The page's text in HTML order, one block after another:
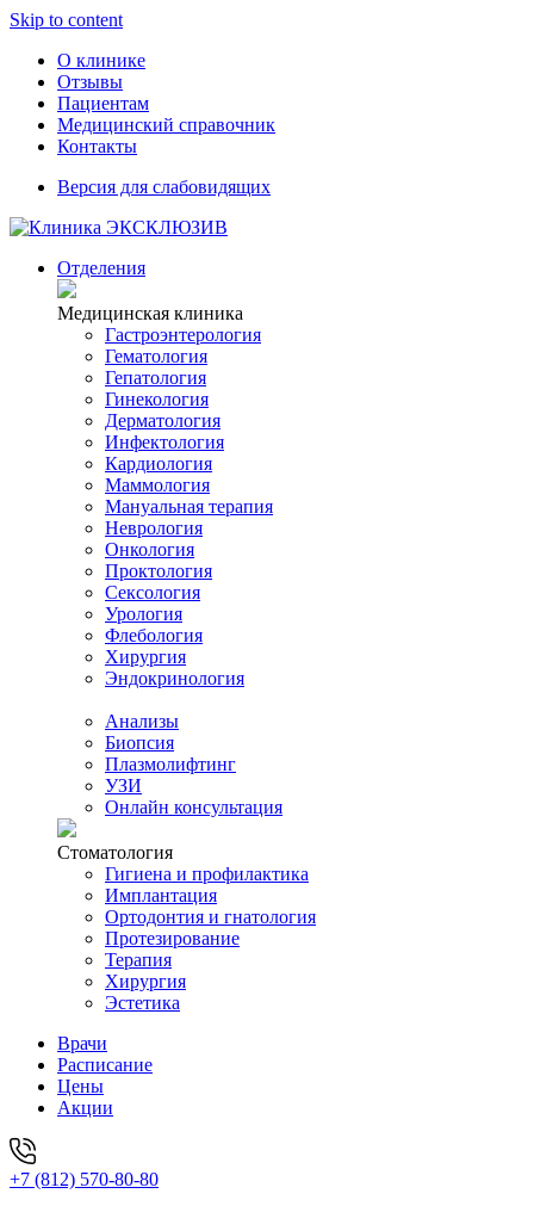
Skip to content
О клинике
Отзывы
Пациентам
Медицинский справочник
Контакты
Версия для слабовидящих
Отделения
Медицинская клиника
Гастроэнтерология
Гематология
Гепатология
Гинекология
Дерматология
Инфектология
Кардиология
Маммология
Мануальная терапия
Неврология
Онкология
Проктология
Сексология
Урология
Флебология
Хирургия
Эндокринология
Анализы
Биопсия
Плазмолифтинг
УЗИ
Онлайн консультация
Стоматология
Гигиена и профилактика
Имплантация
Ортодонтия и гнатология
Протезирование
Терапия
Хирургия
Эстетика
Врачи
Расписание
Цены
Акции
+7 (812) 570-80-80